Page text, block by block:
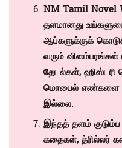
NM Tamil Novel
தளமானது
ஆப்களுக்குக்
வரும் விளம்பரங்கள்
தேடல்கள், ஹிஸ்டரி
மொபைல் எண்களை
இல்லை.
இந்தத் தளம்
கதைகள், த்ரில்லர்